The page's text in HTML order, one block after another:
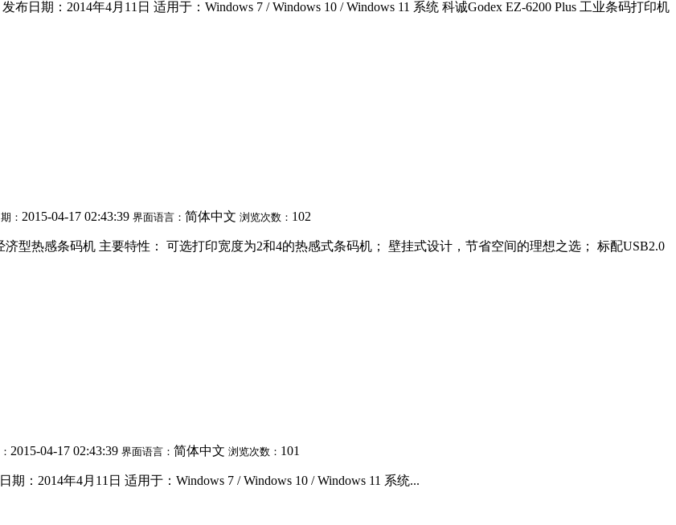
布日期：2014年4月11日 适用于：Windows 7 / Windows 10 / Windows 11 系统 科诚Godex EZ-6200 Plus 工业条码打印机
： 2015-04-17 02:43:39 界面语言： 简体中文 浏览次数： 102
型热感条码机 主要特性： 可选打印宽度为2和4的热感式条码机； 壁挂式设计，节省空间的理想之选； 标配USB2.0
2015-04-17 02:43:39 界面语言： 简体中文 浏览次数： 101
：2014年4月11日 适用于：Windows 7 / Windows 10 / Windows 11 系统...